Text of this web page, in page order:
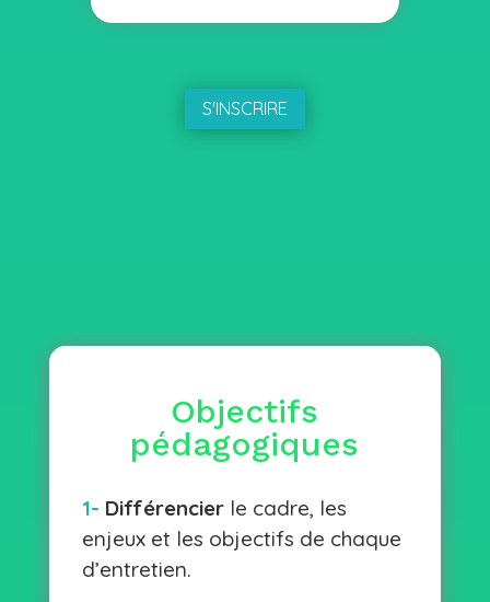
S'INSCRIRE
Objectifs
pédagogiques
1- Différencier le cadre, les
enjeux et les objectifs de chaque
d’entretien.